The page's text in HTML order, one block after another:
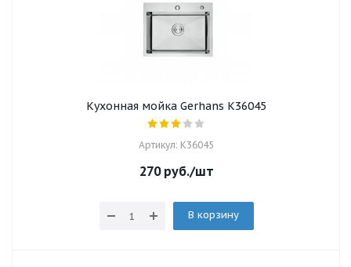
Кухонная мойка Gerhans K36045
Артикул: K36045
270руб./шт
В корзину